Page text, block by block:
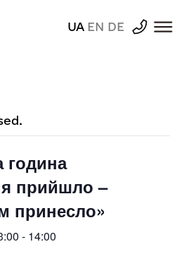
UA EN DE
година
прийшло –
принесло»
- 14:00